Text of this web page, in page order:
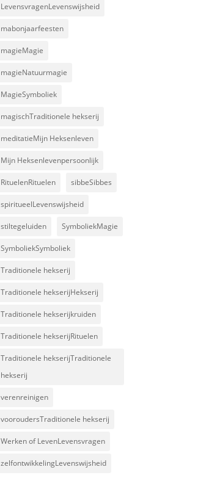
LevensvragenLevenswijsheid
mabonjaarfeesten
magieMagie
magieNatuurmagie
MagieSymboliek
magischTraditionele hekserij
meditatieMijn Heksenleven
Mijn Heksenlevenpersoonlijk
RituelenRituelen sibbeSibbes
spiritueelLevenswijsheid
stiltegeluiden SymboliekMagie
SymboliekSymboliek
Traditionele hekserij
Traditionele hekserijHekserij
Traditionele hekserijkruiden
Traditionele hekserijRituelen
Traditionele hekserijTraditionele
hekserij
verenreinigen
vooroudersTraditionele hekserij
Werken of LevenLevensvragen
zelfontwikkelingLevenswijsheid